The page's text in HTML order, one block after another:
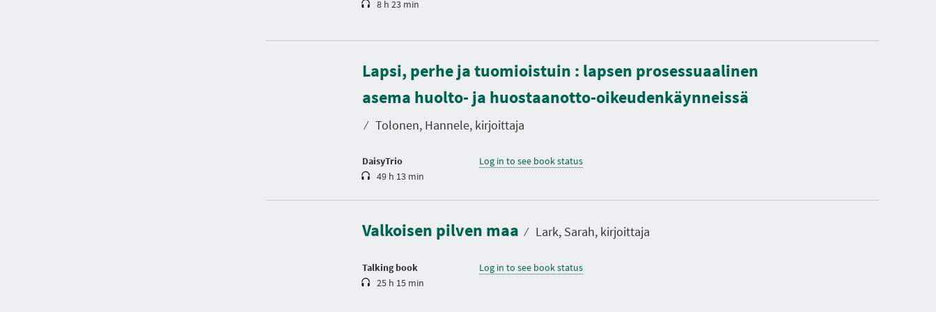
8 h 23 min
Lapsi, perhe ja tuomioistuin : lapsen prosessuaalinen
asema huolto- ja huostaanotto-oikeudenkäynneissä
⁄ Tolonen, Hannele, kirjoittaja
DaisyTrio
D
u
r
a
t
i
49 h 13 min
Log in to see book status
Valkoisen pilven maa ⁄ Lark, Sarah, kirjoittaja
Talking book
D
r
t
i
n
25 h 15 min
Log in to see book status